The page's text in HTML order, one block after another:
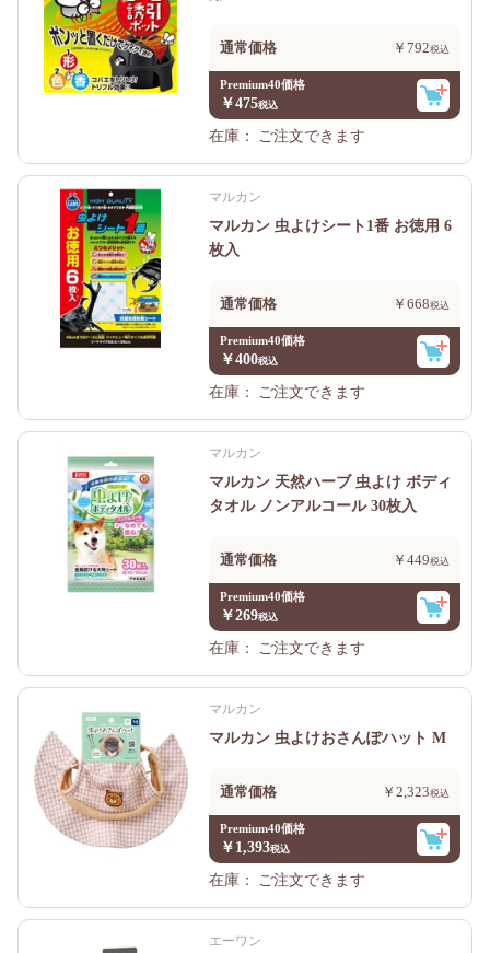
通常価格 ￥792
Premium40価格
￥475
在庫：
ご注文できます
マルカン
マルカン 虫よけシート1番 お徳用 6
枚入
通常価格 ￥668
Premium40価格
￥400
在庫：
ご注文できます
マルカン
マルカン 天然ハーブ 虫よけ ボディ
タオル ノンアルコール 30枚入
通常価格 ￥449
Premium40価格
￥269
在庫：
ご注文できます
マルカン
マルカン 虫よけおさんぽハット M
通常価格 ￥2,323
Premium40価格
￥1,393
在庫：
ご注文できます
エーワン